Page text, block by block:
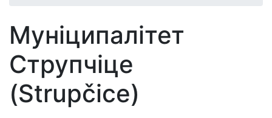
Муніципалітет
Струпчіце
(Strupčice)